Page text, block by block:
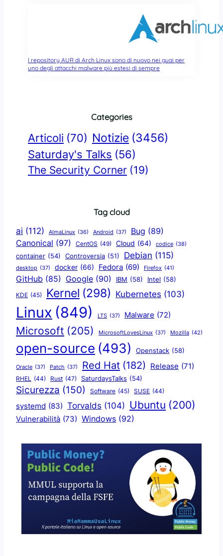
I repository AUR di Arch Linux sono di nuovo nei guai per
uno degli attacchi malware più estesi di sempre
Categories
Articoli (70) Notizie (3456)
Saturday's Talks (56)
The Security Corner (19)
Tag cloud
ai (112) AlmaLinux (36) Android (37) Bug (89)
Canonical (97) CentOS (49) Cloud (64) codice (38)
container (54) Controversia (51) Debian (115)
desktop (37) docker (66) Fedora (69) Firefox (41)
GitHub (85) Google (90) IBM (58) Intel (58)
KDE (45) Kernel (298) Kubernetes (103)
Linux (849) LTS (37) Malware (72)
Microsoft (205) MicrosoftLovesLinux (37) Mozilla (42)
open-source (493) Openstack (58)
Oracle (37) Patch (37) Red Hat (182) Release (71)
RHEL (44) Rust (47) SaturdaysTalks (54)
Sicurezza (150) Software (45) SUSE (44)
systemd (83) Torvalds (104) Ubuntu (200)
Vulnerabilità (73) Windows (92)